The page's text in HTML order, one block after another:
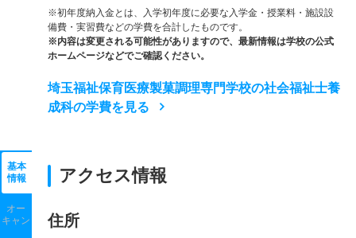
基本
情報
オー
キャン
※初年度納入金とは、入学初年度に必要な入学金・授業料・施設設
備費・実習費などの学費を合計したものです。
※内容は変更される可能性がありますので、最新情報は学校の公式
ホームページなどでご確認ください。
埼玉福祉保育医療製菓調理専門学校の社会福祉士養
成科の学費を見る
アクセス情報
住所